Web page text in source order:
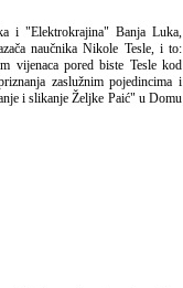
i "Elektrokrajina" Banja Luka,
naučnika Nikole Tesle, i to:
vijenaca pored biste Tesle kod
zaslužnim pojedincima i
i slikanje Željke Paić" u Domu